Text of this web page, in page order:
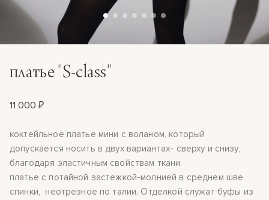
платье "S-class"
11 000 ₽
коктейльное платье мини с воланом, который
допускается носить в двух вариантах- сверху и снизу,
благодаря эластичным свойствам ткани.
платье с потайной застежкой-молнией в среднем шве
спинки, неотрезное по талии. Отделкой служат буфы из